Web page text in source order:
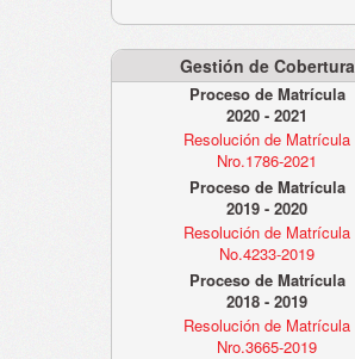
Gestión de Cobertura
Proceso de Matrícula
2020 - 2021
Resolución de Matrícula
Nro.1786-2021
Proceso de Matrícula
2019 - 2020
Resolución de Matrícula
No.4233-2019
Proceso de Matrícula
2018 - 2019
Resolución de Matrícula
Nro.3665-2019